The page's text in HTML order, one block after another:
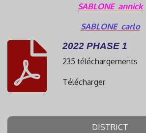
SABLONE annick
SABLONE carlo
2022 PHASE 1
235 téléchargements
Télécharger
DISTRICT